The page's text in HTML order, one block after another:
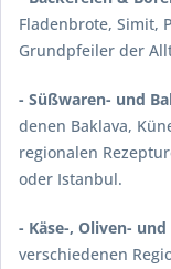
Fladenbrote, Simit,
Grundpfeiler der
- Süßwaren- und
denen Baklava,
regionalen
oder Istanbul.
- Käse-, Oliven-
verschiedenen